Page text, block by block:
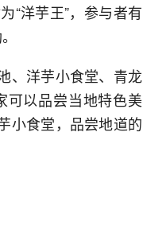
“洋芋王”，参与者有
、洋芋小食堂、青龙
可以品尝当地特色美
小食堂，品尝地道的